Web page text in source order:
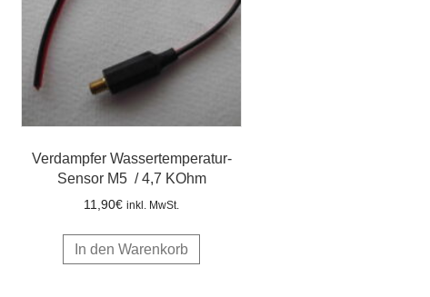
Verdampfer Wassertemperatur-
Sensor M5 / 4,7 KOhm
11,90€ inkl. MwSt.
In den Warenkorb